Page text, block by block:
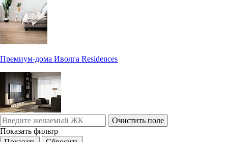
Премиум-дома Иволга Residences
Очистить поле
Показать фильтр